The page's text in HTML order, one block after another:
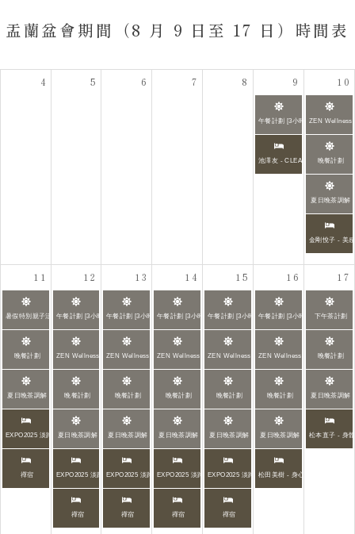
盂蘭盆會期間（8 月 9 日至 17 日）時間表
4 5 6 7 8 9
午餐計劃 [3小時]。
池澤友 - CLEAN BEAUTY x
10
ZEN Wellness
晚餐計劃
夏日晚茶調解
金剛悅子 - 美
11
暑假特別親子活動 透過YOGA及筷子製作體驗加深親子關係
晚餐計劃
夏日晚茶調解
EXPO2025 淡路島住宿
禪宿
12
午餐計劃 [3小時]。
ZEN Wellness：禪茶體驗
晚餐計劃
夏日晚茶調解
EXPO2025 淡路島住宿
禪宿
13
午餐計劃 [3小時]。
ZEN Wellness：禪茶體驗
晚餐計劃
夏日晚茶調解
EXPO2025 淡路島住宿
禪宿
14
午餐計劃 [3小時]。
ZEN Wellness：禪茶體驗
晚餐計劃
夏日晚茶調解
EXPO2025 淡路島住宿
禪宿
15
午餐計劃 [3小時]。
ZEN Wellness：禪茶體驗
晚餐計劃
夏日晚茶調解
EXPO2025 淡路島住宿
禪宿
16
午餐計劃 [3小時]。
ZEN Wellness：禪茶體驗
晚餐計劃
夏日晚茶調解
松田美樹 - 身心功能改善 x ZEN
17
下午茶計劃
晚餐計劃
夏日晚茶調解
松本直子 - 身